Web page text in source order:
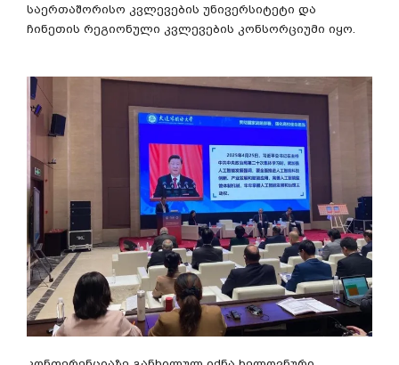
საერთაშორისო კვლევების უნივერსიტეტი და
ჩინეთის რეგიონული კვლევების კონსორციუმი იყო.